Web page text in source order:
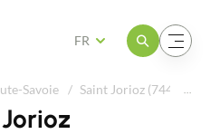
Ouvrir le menuOuvrir le menu
FR
Savoie Saint Jorioz (74410)